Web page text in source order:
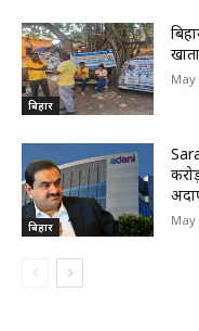
बिहार
May
बिहार May